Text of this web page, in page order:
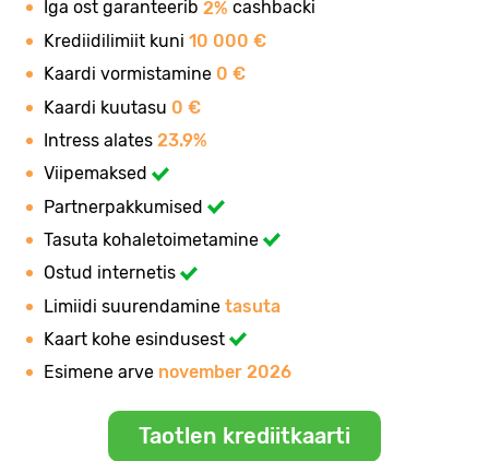
Iga ost garanteerib 2% cashbacki
Krediidilimiit kuni 10 000 €
Kaardi vormistamine 0 €
Kaardi kuutasu 0 €
Intress alates 23.9%
Viipemaksed
Partnerpakkumised
Tasuta kohaletoimetamine
Ostud internetis
Limiidi suurendamine tasuta
Kaart kohe esindusest
Esimene arve november 2026
Taotlen krediitkaarti